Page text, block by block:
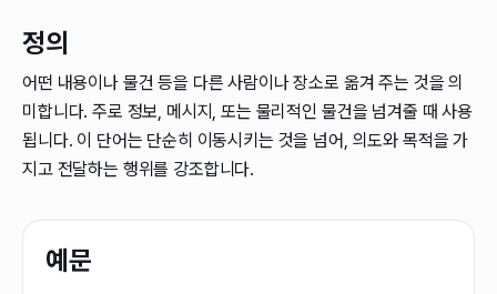
정의
어떤 내용이나 물건 등을 다른 사람이나 장소로 옮겨 주는 것을 의
미합니다. 주로 정보, 메시지, 또는 물리적인 물건을 넘겨줄 때 사용
됩니다. 이 단어는 단순히 이동시키는 것을 넘어, 의도와 목적을 가
지고 전달하는 행위를 강조합니다.
예문